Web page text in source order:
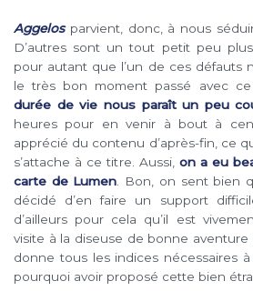
Aggelos parvient, donc, à nous
D’autres sont un tout petit peu
pour autant que l’un de ces défauts
le très bon moment passé avec ce
durée de vie nous paraît un peu
heures pour en venir à bout à
apprécié du contenu d’après-fin, ce
s’attache à ce titre. Aussi, on a eu
carte de Lumen . Bon, on sent bien
décidé d’en faire un support
d’ailleurs pour cela qu’il est
visite à la diseuse de bonne
donne tous les indices nécessaires à
pourquoi avoir proposé cette bien